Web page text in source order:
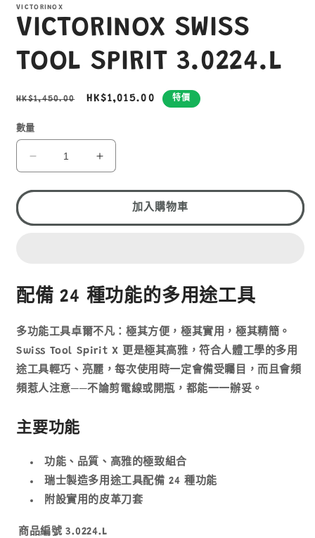
窗
中
開
啟
多
檔
1
VICTORINOX
VICTORINOX SWISS
TOOL SPIRIT 3.0224.L
定
HK$1,450.00
售
HK$1,015.00 特價
數量
VICTORINOX
SWISS
TOOL
3.0224.L
少
VICTORINOX
SWISS
TOOL
SPIRIT
3.0224.L
加
加入購物車
配備 24 種功能的多用途工具
多功能工具卓爾不凡：極其方便，極其實用，極其精簡。
Swiss Tool Spirit X 更是極其高雅，符合人體工學的多用
途工具輕巧、亮麗，每次使用時一定會備受矚目，而且會頻
頻惹人注意──不論剪電線或開瓶，都能一一辦妥。
主要功能
功能、品質、高雅的極致組合
瑞士製造多用途工具配備 24 種功能
附設實用的皮革刀套
商品編號 3.0224.L